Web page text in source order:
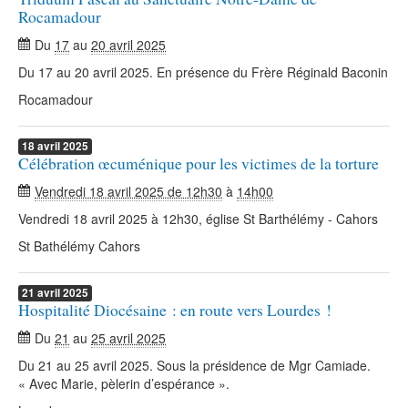
Rocamadour
Du 17 au 20 avril 2025
Du 17 au 20 avril 2025. En présence du Frère Réginald Baconin
Rocamadour
18avril2025
Célébration œcuménique pour les victimes de la torture
Vendredi 18 avril 2025 de 12h30 à 14h00
Vendredi 18 avril 2025 à 12h30, église St Barthélémy - Cahors
St Bathélémy Cahors
21 avril2025
Hospitalité Diocésaine : en route vers Lourdes !
Du 21 au 25 avril 2025
Du 21 au 25 avril 2025. Sous la présidence de Mgr Camiade.
« Avec Marie, pèlerin d’espérance ».